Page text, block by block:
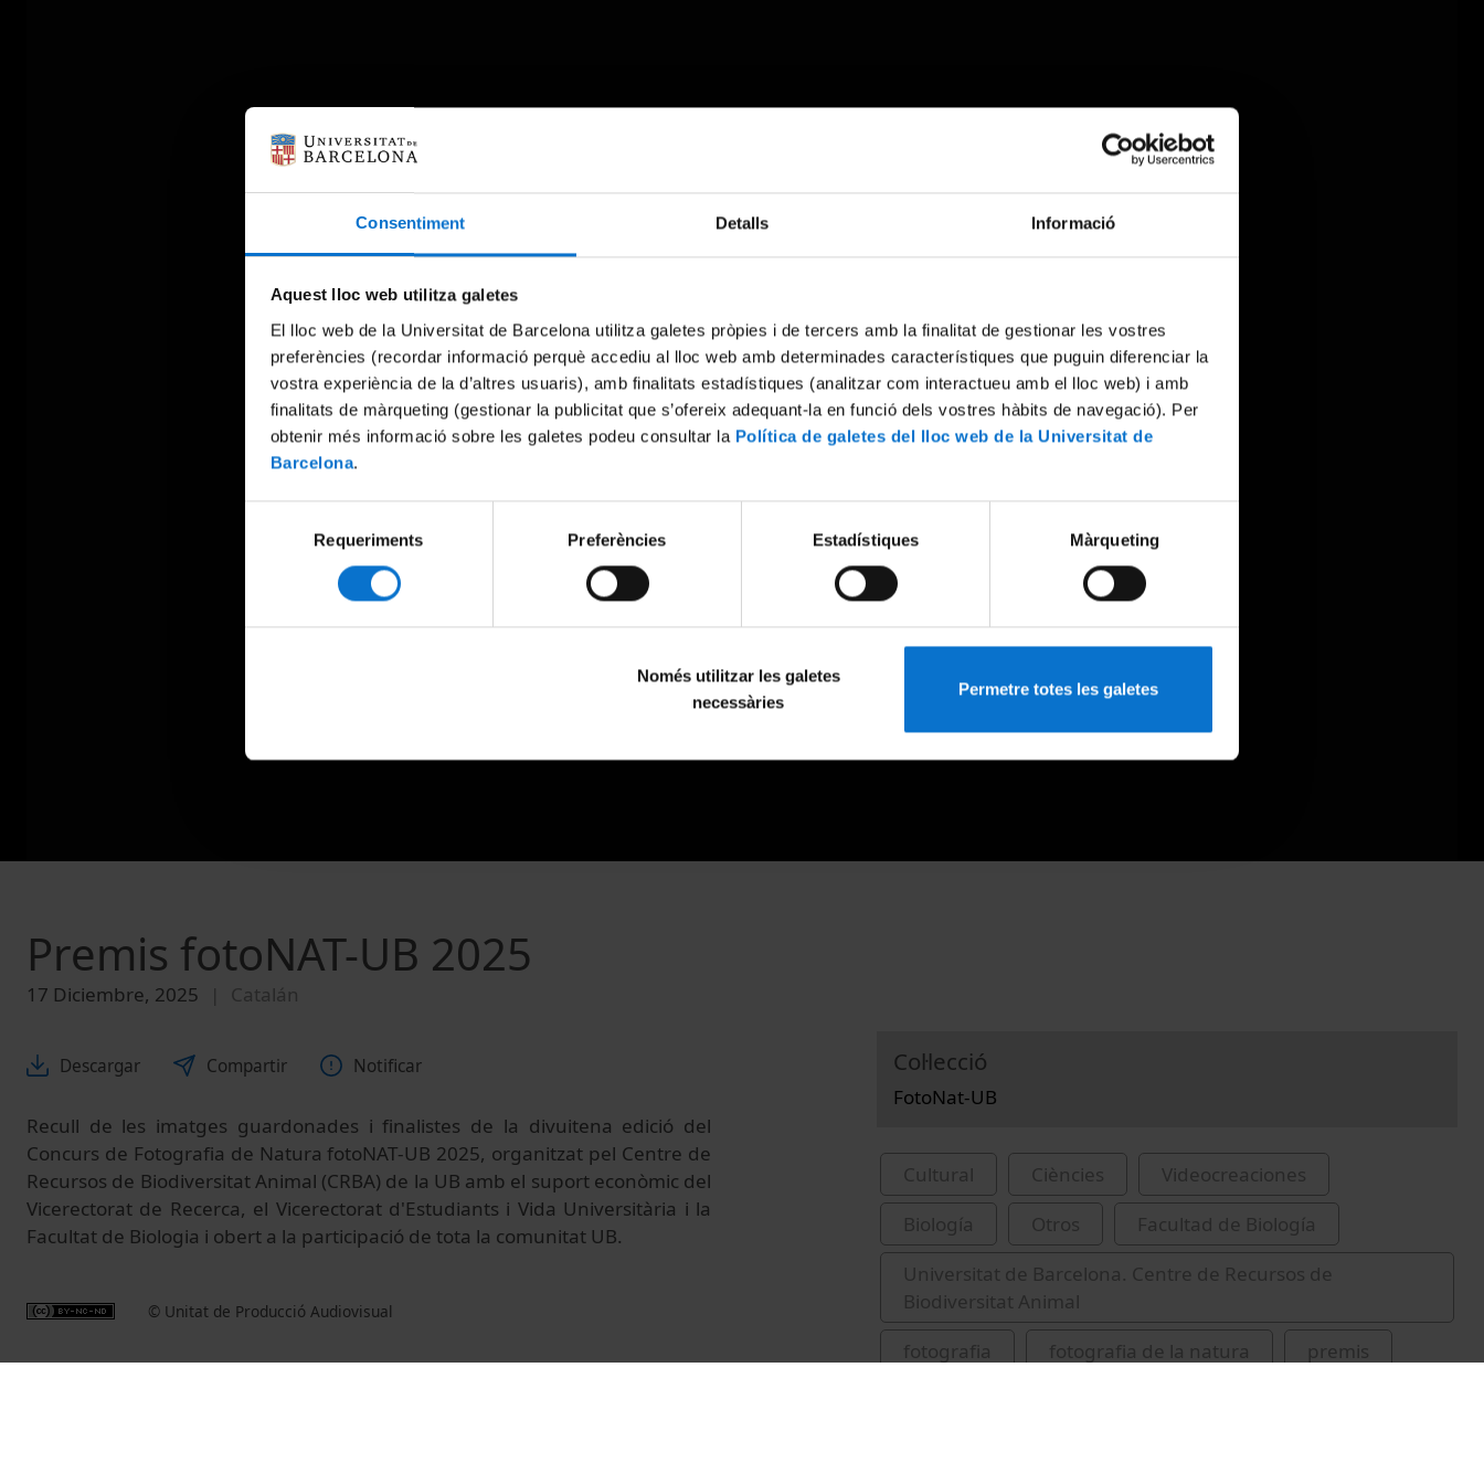
Consentiment Detalls Informació
Aquest lloc web utilitza galetes
El lloc web de la Universitat de Barcelona utilitza galetes pròpies i de tercers amb la finalitat de gestionar les vostres
preferències (recordar informació perquè accediu al lloc web amb determinades característiques que puguin diferenciar la
vostra experiència de la d’altres usuaris), amb finalitats estadístiques (analitzar com interactueu amb el lloc web) i amb
finalitats de màrqueting (gestionar la publicitat que s’ofereix adequant-la en funció dels vostres hàbits de navegació). Per
obtenir més informació sobre les galetes podeu consultar la Política de galetes del lloc web de la Universitat de
Barcelona.
consentiment
Requeriments Preferències Estadístiques Màrqueting
Només utilitzar les galetes
necessàries
Permetre totes les galetes
Something went wrong
Try again
Premis fotoNAT-UB 2025
17 Diciembre, 2025 Catalán
Descargar Compartir Notificar
Recull de les imatges guardonades i finalistes de la divuitena edició del
Concurs de Fotografia de Natura fotoNAT-UB 2025, organitzat pel Centre de
Recursos de Biodiversitat Animal (CRBA) de la UB amb el suport econòmic del
Vicerectorat de Recerca, el Vicerectorat d'Estudiants i Vida Universitària i la
Facultat de Biologia i obert a la participació de tota la comunitat UB.
© Unitat de Producció Audiovisual
Col·lecció
FotoNat-UB
Cultural Ciències
Videocreaciones
Biología
Otros
Facultad de Biología
Universitat de Barcelona. Centre de Recursos de
Biodiversitat Animal
fotografia
fotografia de la natura
premis